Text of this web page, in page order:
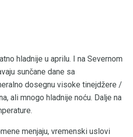
hladnije u aprilu. I na Severnom
sunčane dane sa
dosegnu visoke tinejdžere /
ali mnogo hladnije noću. Dalje na
menjaju, vremenski uslovi